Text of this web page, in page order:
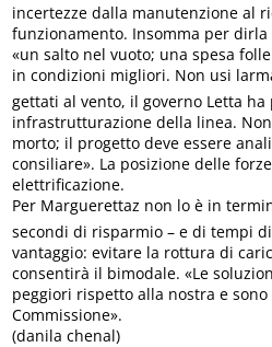
incertezze dalla manutenzione al
funzionamento. Insomma per dirla
«un salto nel vuoto; una spesa
in condizioni migliori. Non usi
gettati al vento, il governo Letta
infrastrutturazione della linea.
morto; il progetto deve essere
consiliare». La posizione delle
elettrificazione.
Per Marguerettaz non lo è in
secondi di risparmio – e di tempi
vantaggio: evitare la rottura di
consentirà il bimodale. «Le
peggiori rispetto alla nostra e
Commissione».
(danila chenal)